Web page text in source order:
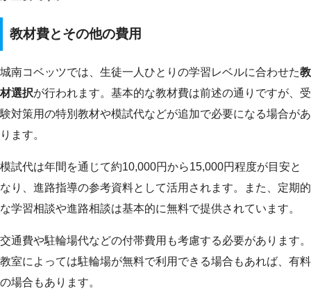
教材費とその他の費用
城南コベッツでは、生徒一人ひとりの学習レベルに合わせた教
材選択が行われます。基本的な教材費は前述の通りですが、受
験対策用の特別教材や模試代などが追加で必要になる場合があ
ります。
模試代は年間を通じて約10,000円から15,000円程度が目安と
なり、進路指導の参考資料として活用されます。また、定期的
な学習相談や進路相談は基本的に無料で提供されています。
交通費や駐輪場代などの付帯費用も考慮する必要があります。
教室によっては駐輪場が無料で利用できる場合もあれば、有料
の場合もあります。